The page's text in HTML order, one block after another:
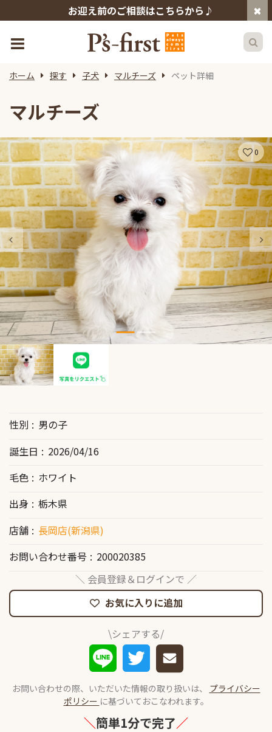
お迎え前のご相談はこちらから♪
ホーム 探す 子犬 マルチーズ ペット詳細
マルチーズ
0
性別
男の子
誕生日
2026/04/16
毛色
ホワイト
出身
栃木県
店舗
長岡店(新潟県)
お問い合わせ番号
200020385
＼ 会員登録＆ログインで ／
お気に入りに追加
\シェアする/
お問い合わせの際、いただいた情報の取り扱いは、 プライバシー
ポリシー に基づいておこなわれます。
＼簡単1分で完了／